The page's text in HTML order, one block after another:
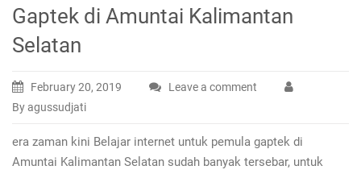
Gaptek di Amuntai Kalimantan
Selatan
February 20, 2019
Leave a comment
By agussudjati
era zaman kini Belajar internet untuk pemula gaptek di
Amuntai Kalimantan Selatan sudah banyak tersebar, untuk